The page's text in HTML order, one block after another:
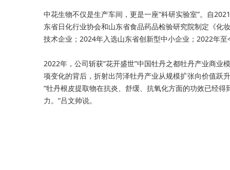
中花生物不仅是生产车间，更是一座“科研实验室”。自
东省日化行业协会和山东省食品药品检验研究院制定《
技术企业；2024年入选山东省创新型中小企业；2022年
2022年，公司斩获“花开盛世”中国牡丹之都牡丹产业商
项变化的背后，折射出菏泽牡丹产业从规模扩张向价值跃
“牡丹根皮提取物在抗炎、舒缓、抗氧化方面的功效已经
力。”吕文帅说。